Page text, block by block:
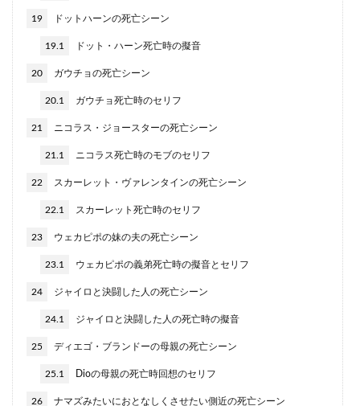
19 ドットハーンの死亡シーン
19.1 ドット・ハーン死亡時の擬音
20 ガウチョの死亡シーン
20.1 ガウチョ死亡時のセリフ
21 ニコラス・ジョースターの死亡シーン
21.1 ニコラス死亡時のモブのセリフ
22 スカーレット・ヴァレンタインの死亡シーン
22.1 スカーレット死亡時のセリフ
23 ウェカピポの妹の夫の死亡シーン
23.1 ウェカピポの義弟死亡時の擬音とセリフ
24 ジャイロと決闘した人の死亡シーン
24.1 ジャイロと決闘した人の死亡時の擬音
25 ディエゴ・ブランドーの母親の死亡シーン
25.1 Dioの母親の死亡時回想のセリフ
26 ナマズみたいにおとなしくさせたい側近の死亡シーン